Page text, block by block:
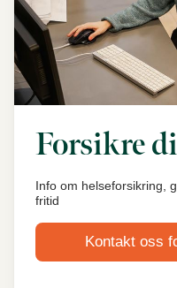
Forsikre
Info om helseforsikring,
fritid
Kontakt oss